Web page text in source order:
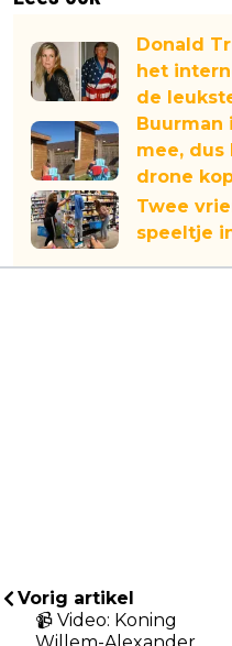
Donald
het
de
Buurman
mee, dus
drone
Twee
speeltje
Vorig artikel
📹 Video: Koning